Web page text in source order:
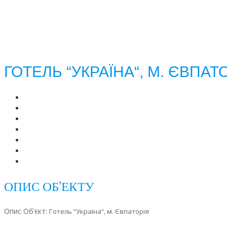
ГОТЕЛЬ “УКРАЇНА“, М.
ОПИС ОБ'ЕКТУ
Опис Об’єкт: Готель “Україна“, м. Євпаторія